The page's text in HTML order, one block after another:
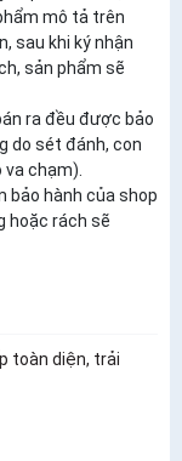
mô tả trên
sau khi ký nhận
sản phẩm sẽ
ra đều được bảo
do sét đánh, con
chạm).
bảo hành của shop
hoặc rách sẽ
toàn diện, trải